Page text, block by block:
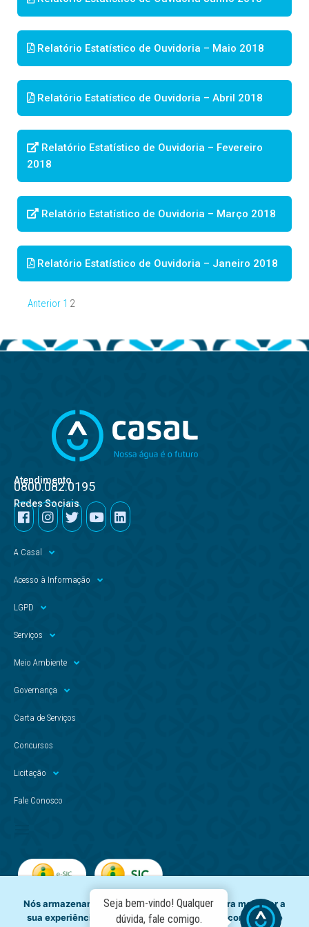
Relatório Estatístico de Ouvidoria – Maio 2018
Relatório Estatístico de Ouvidoria – Abril 2018
Relatório Estatístico de Ouvidoria – Fevereiro
2018
Relatório Estatístico de Ouvidoria – Março 2018
Relatório Estatístico de Ouvidoria – Janeiro 2018
Anterior 1 2
Atendimento
0800.082.0195
Redes Sociais
A Casal
Acesso à Informação
LGPD
Serviços
Meio Ambiente
Governança
Carta de Serviços
Concursos
Licitação
Fale Conosco
Nós armazenamos dados temporariamente para melhorar a
sua experiência de navegação e recomendar conteúdo de
Seja bem-vindo! Qualquer
dúvida, fale comigo.